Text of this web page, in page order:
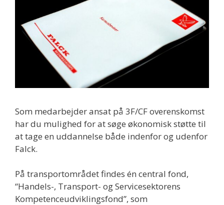
Som medarbejder ansat på 3F/CF overenskomst
har du mulighed for at søge økonomisk støtte til
at tage en uddannelse både indenfor og udenfor
Falck.
På transportområdet findes én central fond,
“Handels-, Transport- og Servicesektorens
Kompetenceudviklingsfond”, som